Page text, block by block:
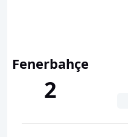
Fenerbahçe
2